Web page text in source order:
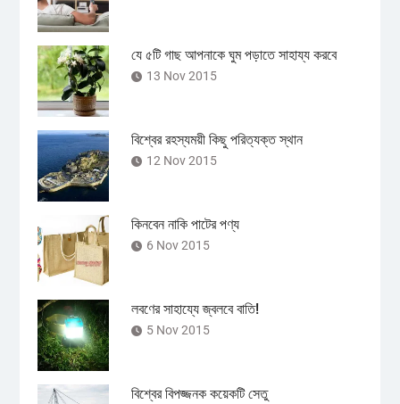
যে ৫টি গাছ আপনাকে ঘুম পড়াতে সাহায্য করবে
13 Nov 2015
বিশ্বের রহস্যময়ী কিছু পরিত্যক্ত স্থান
12 Nov 2015
কিনবেন নাকি পাটের পণ্য
6 Nov 2015
লবণের সাহায্যে জ্বলবে বাতি!
5 Nov 2015
বিশ্বের বিপজ্জনক কয়েকটি সেতু